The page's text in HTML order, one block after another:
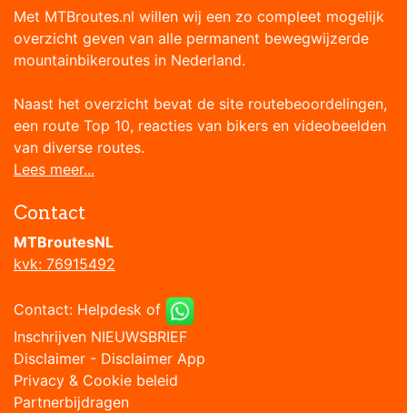
Met MTBroutes.nl willen wij een zo compleet mogelijk
overzicht geven van alle permanent bewegwijzerde
mountainbikeroutes in Nederland.
Naast het overzicht bevat de site routebeoordelingen,
een route Top 10, reacties van bikers en videobeelden
van diverse routes.
Lees meer...
Contact
MTBroutesNL
kvk: 76915492
Contact: Helpdesk of
Inschrijven NIEUWSBRIEF
Disclaimer - Disclaimer App
Privacy & Cookie beleid
Partnerbijdragen